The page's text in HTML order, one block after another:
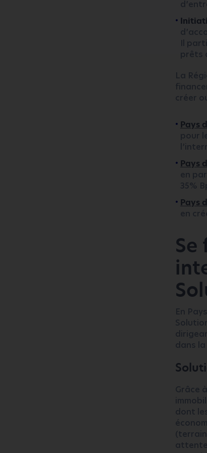
Il
prêts
La
créer
Pays
pour
Pays
en
35%
Pays
en
Se
En
dans la
Grâce
dont